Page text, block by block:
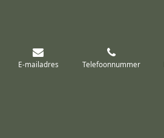
Contact
E-mailadres Telefoonnummer